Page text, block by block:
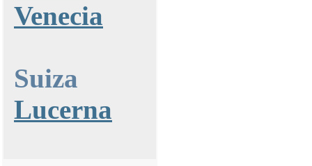
Venecia
Suiza
Lucerna